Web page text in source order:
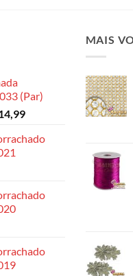
(Par)
Faixa
preço:
MAIS